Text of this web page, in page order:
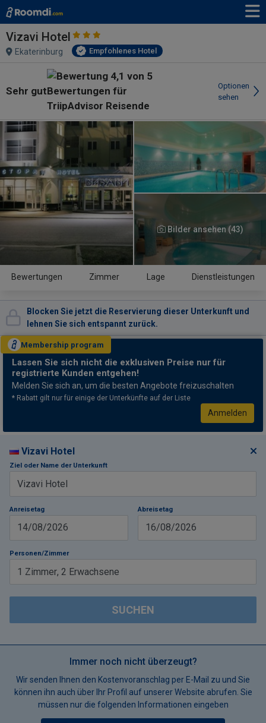
Vizavi Hotel
Ekaterinburg Empfohlenes Hotel
Sehr gut
Optionen
sehen
Bilder ansehen (43)
Bewertungen Zimmer Lage Dienstleistungen
Blocken Sie jetzt die Reservierung dieser Unterkunft und
lehnen Sie sich entspannt zurück.
Membership program
Lassen Sie sich nicht die exklusiven Preise nur für
registrierte Kunden entgehen!
Melden Sie sich an, um die besten Angebote freizuschalten
* Rabatt gilt nur für einige der Unterkünfte auf der Liste
Anmelden
Vizavi Hotel
Ziel oder Name der Unterkunft
Anreisetag
14/08/2026
Abreisetag
16/08/2026
Personen/Zimmer
1 Zimmer, 2 Erwachsene
SUCHEN
Immer noch nicht überzeugt?
Wir senden Ihnen den Kostenvoranschlag per E-Mail zu und Sie
können ihn auch über Ihr Profil auf unserer Website abrufen. Sie
müssen nur die folgenden Informationen eingeben